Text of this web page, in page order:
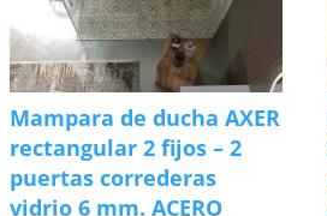
Mampara de ducha AXER
rectangular 2 fijos – 2
puertas correderas
vidrio 6 mm. ACERO